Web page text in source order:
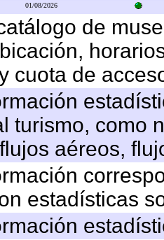
01/08/2026
de
cuota de
turismo, como
aéreos,
estadísticas